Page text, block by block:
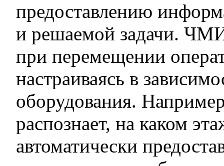
предоставлению
и решаемой задачи.
при перемещении
настраиваясь в
оборудования.
распознает, на каком
автоматически